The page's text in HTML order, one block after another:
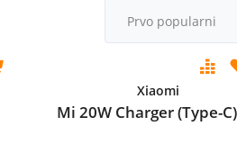
Xiaomi
Mi 20W Charger (Type-